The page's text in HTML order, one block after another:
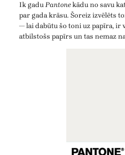
Ik gaduPantonekādu no savu
par gada krāsu. Šoreiz izvēlēts
— lai dabūtu šo toni uz papīra, ir
atbilstošs papīrs un tas nemaz